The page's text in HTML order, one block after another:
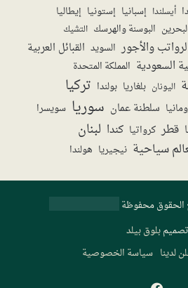
أيسلندا إسبانيا إستونيا إيطاليا
البوسنة والهرسك التشيك
والأجور السويد القبائل العربية
السعودية المملكة المتحدة
اليونان بلغاريا بولندا تركيا
سلطنة عمان سوريا سويسرا
قطر كرواتيا كندا لبنان
سياحية نيجيريا هولندا
الحقوق محفوظة
تصميمبلوق بيلد
لدينا سياسة الخصوصية